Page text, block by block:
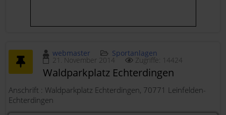
webmaster Sportanlagen
21. November 2014 Zugriffe: 14424
Waldparkplatz Echterdingen
Anschrift : Waldparkplatz Echterdingen, 70771 Leinfelden-
Echterdingen